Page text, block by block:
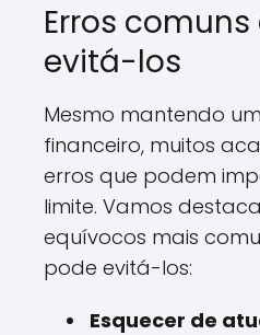
Erros
evitá-los
Mesmo mantendo
financeiro, muitos
erros que podem
limite. Vamos
equívocos mais
pode evitá-los:
Esquecer de